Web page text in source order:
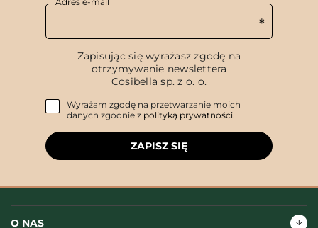
Zapisując się wyrażasz zgodę na
otrzymywanie newslettera
Cosibella sp. z o. o.
Wyrażam zgodę na przetwarzanie moich
danych zgodnie z polityką prywatności.
ZAPISZ SIĘ
O NAS